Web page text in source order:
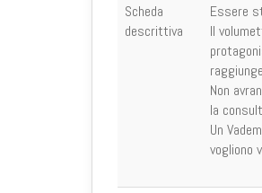
Scheda
descrittiva
Essere
Il
Non
la
Un
vogliono